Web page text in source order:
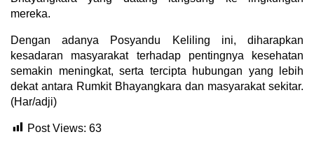
mereka.
Dengan adanya Posyandu Keliling ini, diharapkan
kesadaran masyarakat terhadap pentingnya kesehatan
semakin meningkat, serta tercipta hubungan yang lebih
dekat antara Rumkit Bhayangkara dan masyarakat sekitar.
(Har/adji)
Post Views: 63